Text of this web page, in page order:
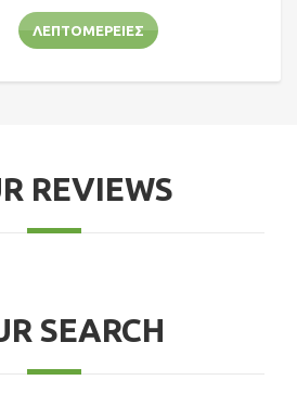
ΛΕΠΤΟΜΈΡΕΙΕΣ
REVIEWS
SEARCH